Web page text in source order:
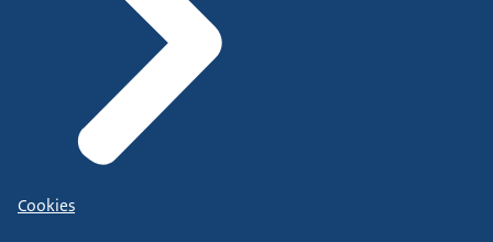
Cookies